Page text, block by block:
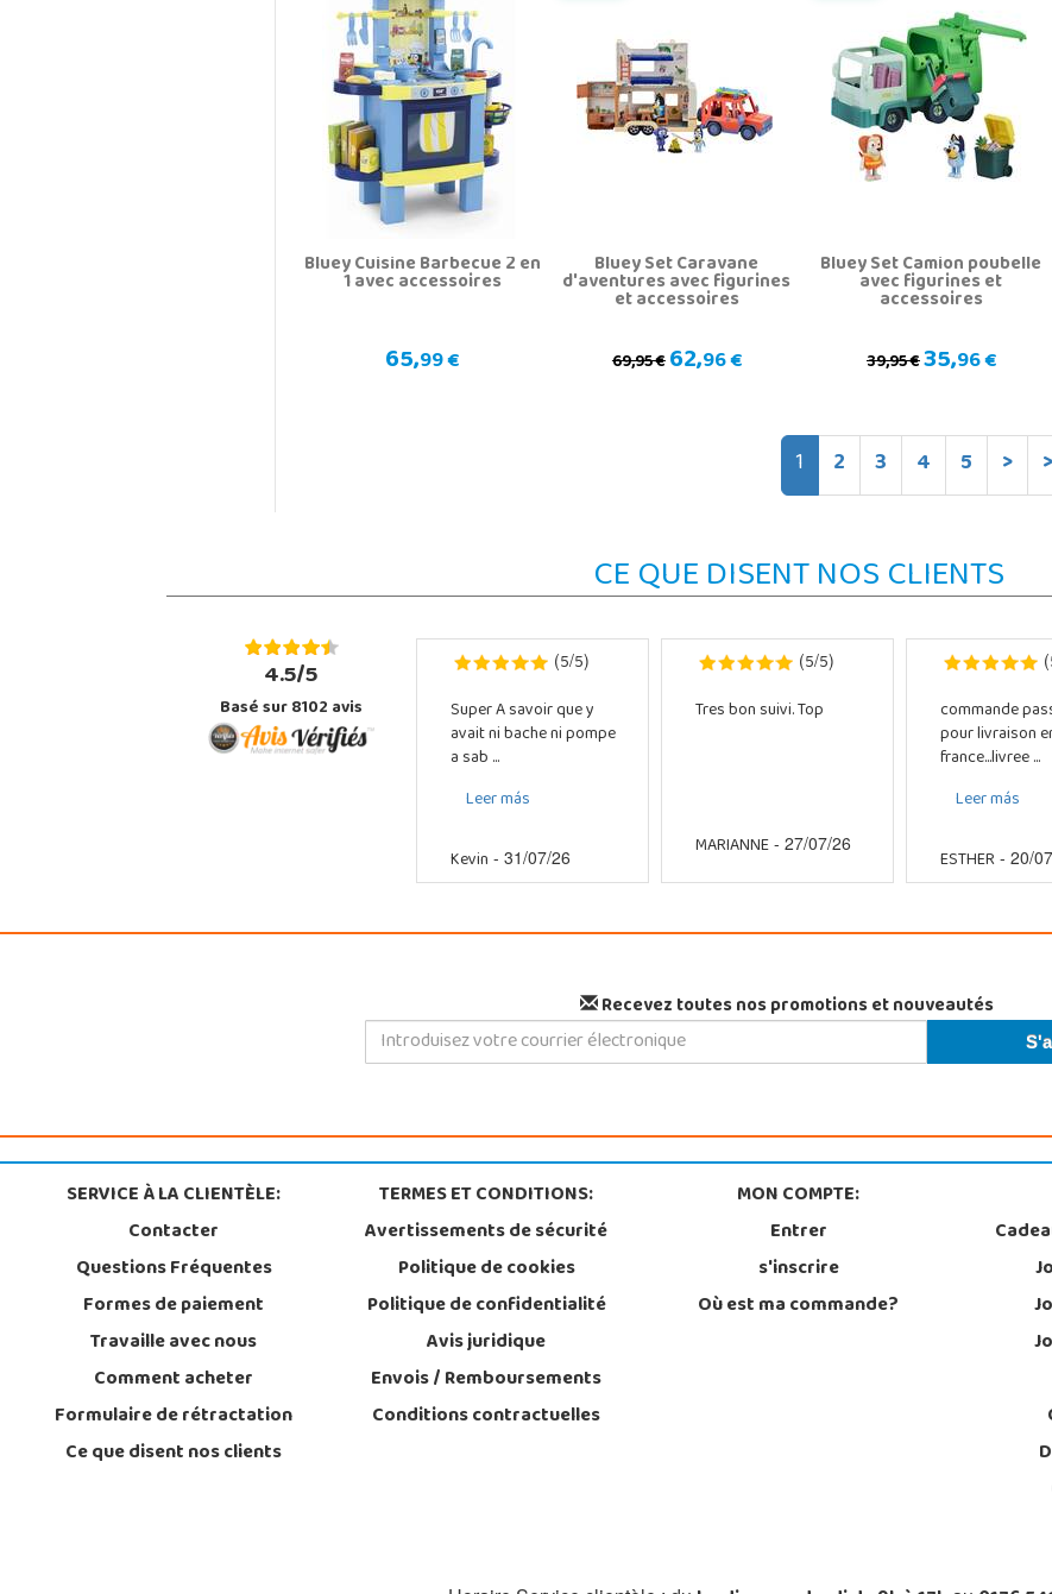
Bluey Cuisine Barbecue 2 en
1 avec accessoires
65,99 €
Bluey Set Caravane
d'aventures avec figurines
et accessoires
69,95 €62,96 €
Bluey Set Camion poubelle
avec figurines et
accessoires
39,95 €35,96 €
1 2 3 4 5 >
CE QUE DISENT NOS CLIENTS
4.5/5
Basé sur 8102 avis
(5/5)
Super A savoir que y
avait ni bache ni pompe
a sab ...
Leer más
Kevin - 31/07/26
(5/5)
Tres bon suivi. Top
MARIANNE- 27/07/26
(
commande
pour livraison
france...livree ...
Leer más
ESTHER - 20/
Recevez toutes nos promotions et nouveautés
SERVICE À LA CLIENTÈLE:
Contacter
Questions Fréquentes
Formes de paiement
Travaille avec nous
Comment acheter
Formulaire de rétractation
Ce que disent nos clients
TERMES ET CONDITIONS:
Avertissements de sécurité
Politique de cookies
Politique de confidentialité
Avis juridique
Envois / Remboursements
Conditions contractuelles
MON COMPTE:
Entrer
s'inscrire
Où est ma commande?